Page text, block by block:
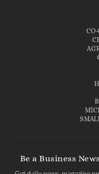
Be a Business